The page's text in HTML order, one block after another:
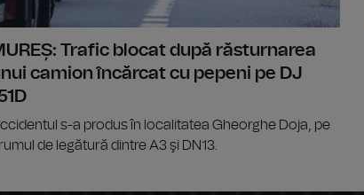
Trafic blocat după răsturnarea
camion încărcat cu pepeni pe DJ
s-a produs în localitatea Gheorghe Doja, pe
de legătură dintre A3 şi DN13.